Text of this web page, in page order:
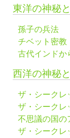
東洋の神秘
孫子の兵法
チベット密教
古代インドか
西洋の神秘
ザ・シークレ
ザ・シークレ
不思議の国の
ザ・シークレ